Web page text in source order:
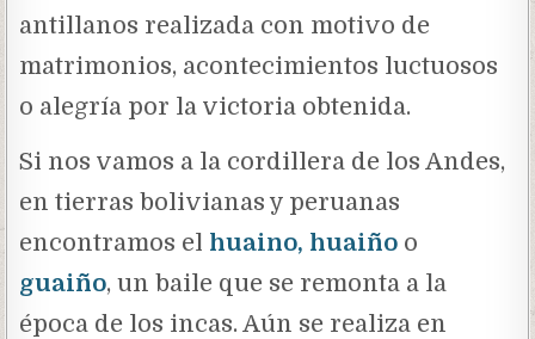
antillanos realizada con motivo de
matrimonios, acontecimientos luctuosos
o alegría por la victoria obtenida.
Si nos vamos a la cordillera de los Andes,
en tierras bolivianas y peruanas
encontramos el huaino, huaiño o
guaiño, un baile que se remonta a la
época de los incas. Aún se realiza en